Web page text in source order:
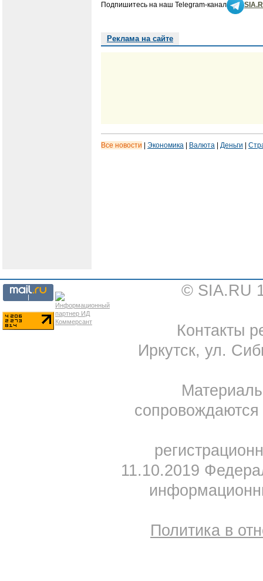
Подпишитесь на наш Telegram-канал
Реклама на сайте
Все новости | Экономика | Валюта | Деньги |
© SIA.RU
Контакты
Иркутск, ул.
11.10.2019
Политика в